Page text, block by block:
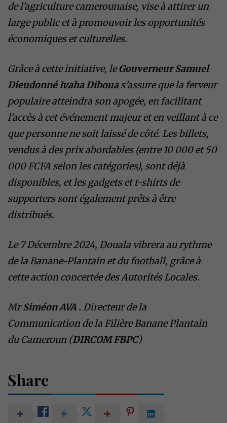
de l’agriculture camerounaise, vise à attirer un
large public et à promouvoir les opportunités
économiques et culturelles.
Grâce à cette initiative, leGouverneur Samuel
Dieudonné Ivaha Dibouas’assure que la ferveur
populaire atteindra son apogée, en facilitant
l’accès à cet événement majeur et en veillant à ce
que personne ne soit laissé de côté. Les billets,
vendus à des prix abordables (entre 10 000 et 50
000 FCFA selon les catégories), sont déjà
disponibles, et les gadgets et t-shirts de
supporters sont également prêts à être
distribués.
Le 7 Décembre 2024, Douala vibrera au rythme
de la Banane-Plantain et du football, grâce à
cette action concertée des Autorités Locales.
MrSiméon AVA . Directeur de la
Communication de la Filière Banane Plantain
du Cameroun (DIRCOM FBPC)
Share